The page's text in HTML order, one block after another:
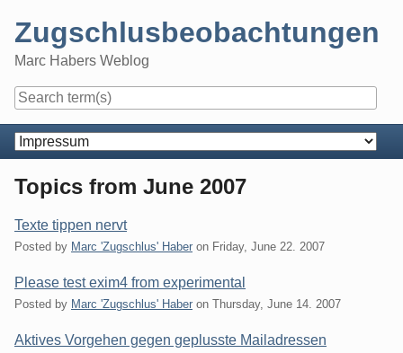
content
Zugschlusbeobachtungen
Marc Habers Weblog
Navigation
Topics from June 2007
Texte tippen nervt
Posted by Marc 'Zugschlus' Haber on Friday, June 22. 2007
Please test exim4 from experimental
Posted by Marc 'Zugschlus' Haber on Thursday, June 14. 2007
Aktives Vorgehen gegen geplusste Mailadressen